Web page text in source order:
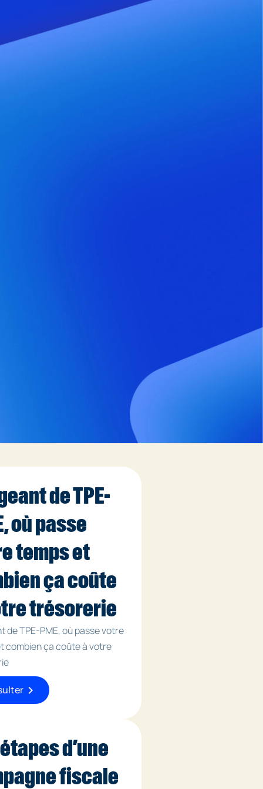
de TPE-
où passe
temps et
ça coûte
trésorerie
de TPE-PME, où passe votre
combien ça coûte à votre
chevron_right
d’une
fiscale